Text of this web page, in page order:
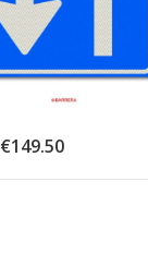
€149.50Prijsklasse: